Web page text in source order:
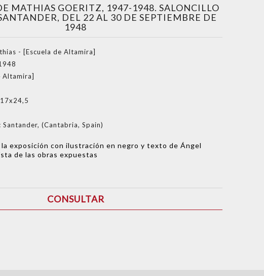
MATHIAS GOERITZ, 1947-1948. SALONCILLO
DEL 22 AL 30 DE SEPTIEMBRE DE
1948
- [Escuela de Altamira]
Altamira]
Santander, (Cantabria, Spain)
exposición con ilustración en negro y texto de Ángel
de las obras expuestas
CONSULTAR